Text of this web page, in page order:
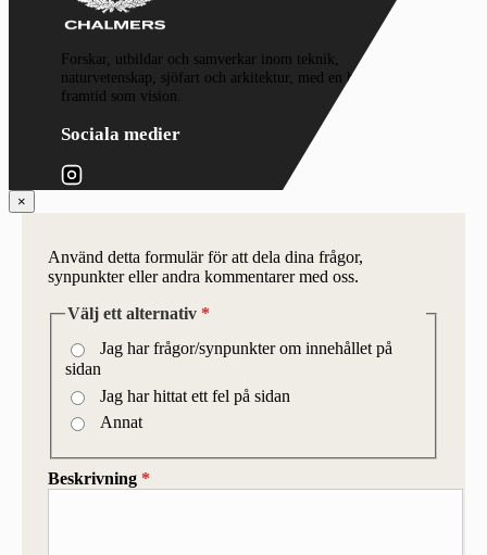
Forskar, utbildar och samverkar inom teknik,
naturvetenskap, sjöfart och arkitektur, med en hållbar
framtid som vision.
Sociala medier
×
Använd detta formulär för att dela dina frågor,
synpunkter eller andra kommentarer med oss.
Välj ett alternativ *
Jag har frågor/synpunkter om innehållet på
sidan
Jag har hittat ett fel på sidan
Annat
Beskrivning *